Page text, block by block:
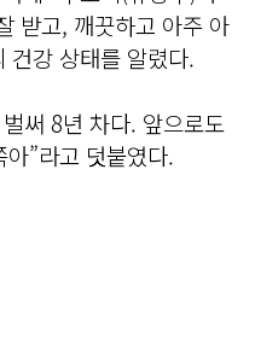
받고, 깨끗하고 아주 아
건강 상태를 알렸다.
써 8년 차다. 앞으로도
”라고 덧붙였다.